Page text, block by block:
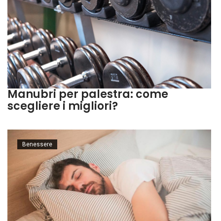
Manubri per palestra: come
scegliere i migliori?
Benessere